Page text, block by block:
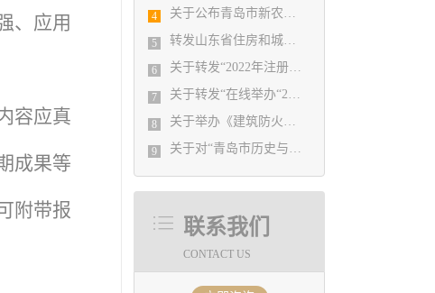
4 关于公布青岛市新农居建筑设计方案竞赛 评选结果的通知
5 转发山东省住房和城乡建设厅 关于举办山东省“土地杯”农村新型住房 建筑设计大赛的通知
6 关于转发“2022年注册土木工程师（岩土）、注册结构工程师继续教育（选修课）培训班”的通知
7 关于转发“在线举办“2023年注册结构工程师、注册土木（岩土）工程师\注册建筑师继续教育（选修课）培训班”的通知
8 关于举办《建筑防火通用规范》 （GB 55037-2022）、《消防设施通用规范》（GB 55036-2022） 培训的通知
9 关于对“青岛市历史与风貌建筑保护更新方案设计竞赛”评选结果公示的通知
联系我们
CONTACT US
、应用
容应真
成果等
附带报